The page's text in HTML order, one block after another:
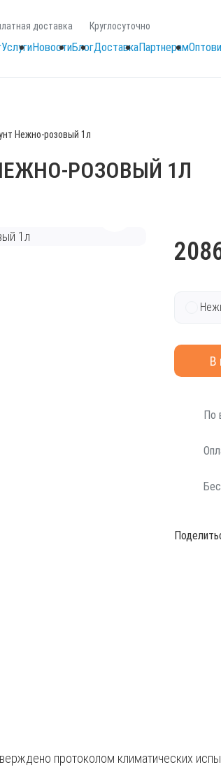
доставка Круглосуточно
УслугиНовостиБлогДоставкаПартнерам
Нежно-розовый 1л
РОЗОВЫЙ 1Л
В
По
протоколом климатических